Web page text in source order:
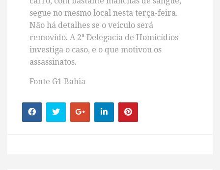
segue no mesmo local nesta terça-feira.
Não há detalhes se o veículo será
removido. A 2ª Delegacia de Homicídios
investiga o caso, e o que motivou os
assassinatos.
Fonte G1 Bahia